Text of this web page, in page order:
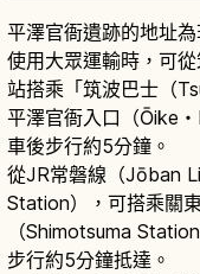
平澤官衙遺跡的地址
使用大眾運輸時，可
站搭乘「筑波巴士（
平澤官衙入口（Ōike
車後步行約5分鐘。
從JR常磐線（Jōban
Station），可搭乘關
（Shimotsuma
步行約5分鐘抵達。